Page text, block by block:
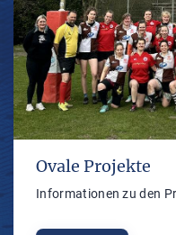
Ovale Projekte
Informationen zu den